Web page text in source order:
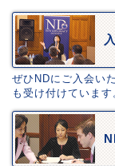
ぜひNDにご入会い
も受け付けています